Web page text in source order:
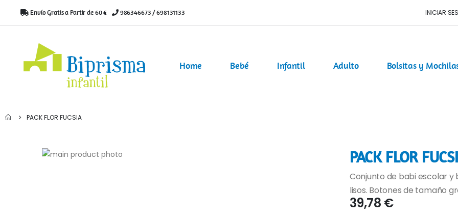
Envío Gratis a Partir de 60 € 986346673 / 698131133 INICIAR
Home Bebé Infantil Adulto Bolsitas y
PACK FLOR FUCSIA
Saltar
PACK FLOR
Conjunto de babi escolar
lisos. Botones de tamaño
39,78 €